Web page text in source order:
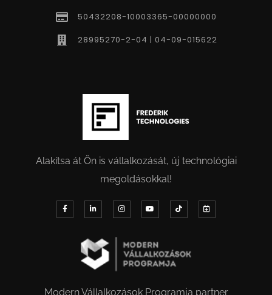
50432208-10003365-00000000
28995270-2-04 | 04-09-015622
Alakítsa át Ön is vállalkozását, új technológiai
megoldásokkal!
Modern Vállalkozások Programja partner